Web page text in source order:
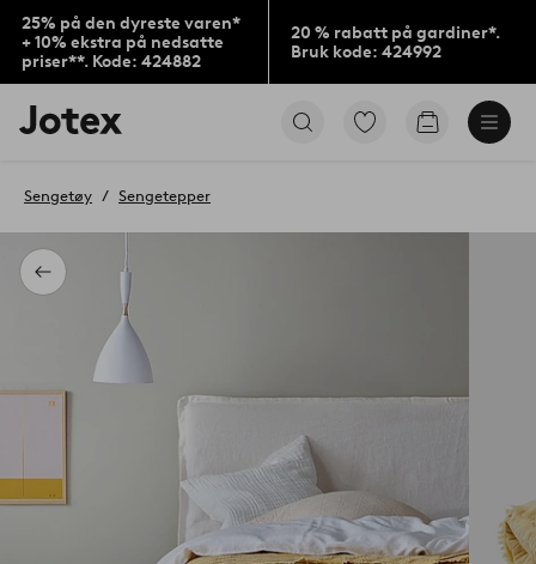
25% på den dyreste varen*
+ 10% ekstra på nedsatte
priser**. Kode: 424882
20 % rabatt på gardiner*.
Bruk kode: 424992
Jotex’
logo
til
Gå
Gå
Tilbake
Sengetøy Sengetepper